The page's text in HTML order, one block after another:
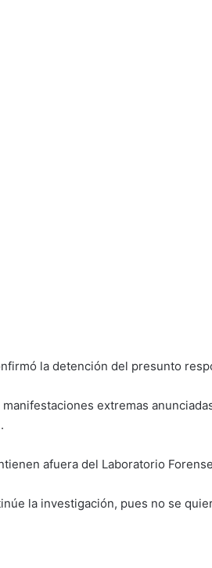
la detención del presunto
extremas
afuera del Laboratorio
la investigación, pues no se